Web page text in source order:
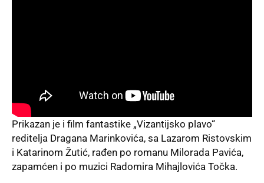
Prikazan je i film fantastike „Vizantijsko plavo“
reditelja Dragana Marinkovića, sa Lazarom Ristovskim
i Katarinom Žutić, rađen po romanu Milorada Pavića,
zapamćen i po muzici Radomira Mihajlovića Točka.